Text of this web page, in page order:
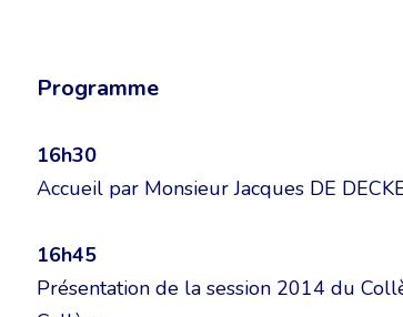
Programme
16h30
Accueil par Monsieur Jacques DE
16h45
Présentation de la session 2014 du